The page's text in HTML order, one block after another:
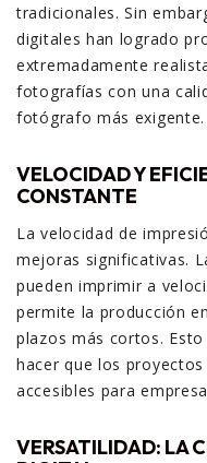
tradicionales. Sin
digitales han logrado
extremadamente
fotografías con una
fotógrafo más exigente.
VELOCIDAD Y
CONSTANTE
La velocidad de
mejoras significativas.
pueden imprimir a
permite la producción
plazos más cortos.
hacer que los
accesibles para
VERSATILIDAD: LA